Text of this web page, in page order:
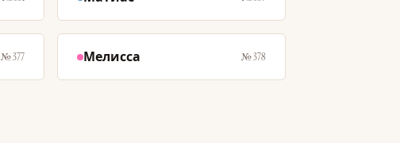
№ 377 Мелисса № 378